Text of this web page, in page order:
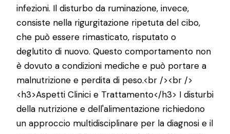
infezioni. Il disturbo da ruminazione, invece,
consiste nella rigurgitazione ripetuta del cibo,
che può essere rimasticato, risputato o
deglutito di nuovo. Questo comportamento non
è dovuto a condizioni mediche e può portare a
malnutrizione e perdita di peso.<br /><br />
<h3>Aspetti Clinici e Trattamento</h3> I disturbi
della nutrizione e dell'alimentazione richiedono
un approccio multidisciplinare per la diagnosi e il